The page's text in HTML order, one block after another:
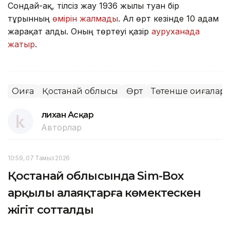
Сондай-ақ, тілсіз жау 1936 жылы туған бір
тұрғынның өмірін жалмады. Ал өрт кезінде 10 адам
жарақат алды. Оның төртеуі қазір ауруханада
жатыр.
Оқиға Қостанай облысы Өрт Төтенше оқиғалар,
Әлихан Асқар
Авторлар
10:59, 07 Тамыз 2026
Қостанай облысында Sim-Box
арқылы алаяқтарға көмектескен
жігіт сотталды